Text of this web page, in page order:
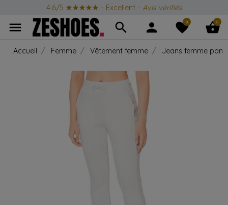
4.6/5 ★★★★★ - Excellent - Avis vérifiés
menu search person favorite
0 shopping_basket
0
Accueil Femme Vêtement femme Jeans femme